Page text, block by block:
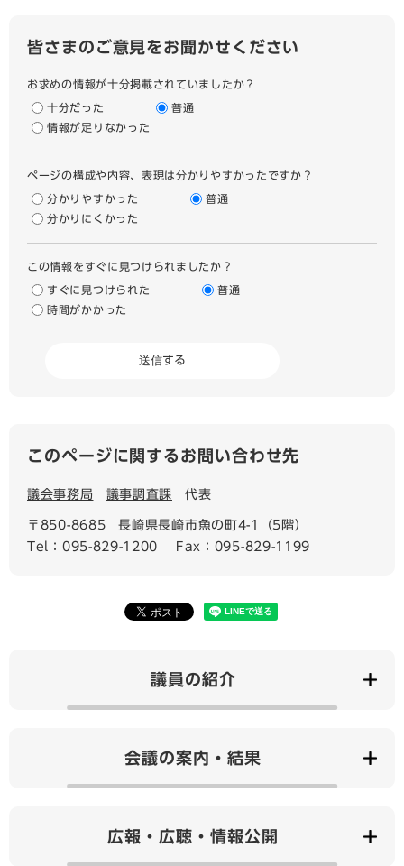
皆さまのご意見をお聞かせください
お求めの情報が十分掲載されていましたか？
十分だった
普通
情報が足りなかった
ページの構成や内容、表現は分かりやすかったですか？
分かりやすかった
普通
分かりにくかった
この情報をすぐに見つけられましたか？
すぐに見つけられた
普通
時間がかかった
このページに関するお問い合わせ先
議会事務局 議事調査課 代表
〒850-8685
長崎県長崎市魚の町4-1（5階）
Tel：095-829-1200
Fax：095-829-1199
議員の紹介
会議の案内・結果
広報・広聴・情報公開